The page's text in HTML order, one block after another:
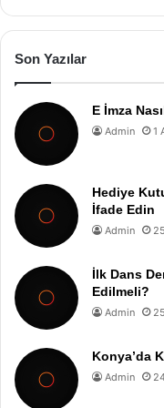
Son Yazılar
E İmza
Admin 1
Hediye
İfade Edin
Admin
İlk Dans
Edilmeli?
Admin
Konya’da
Admin